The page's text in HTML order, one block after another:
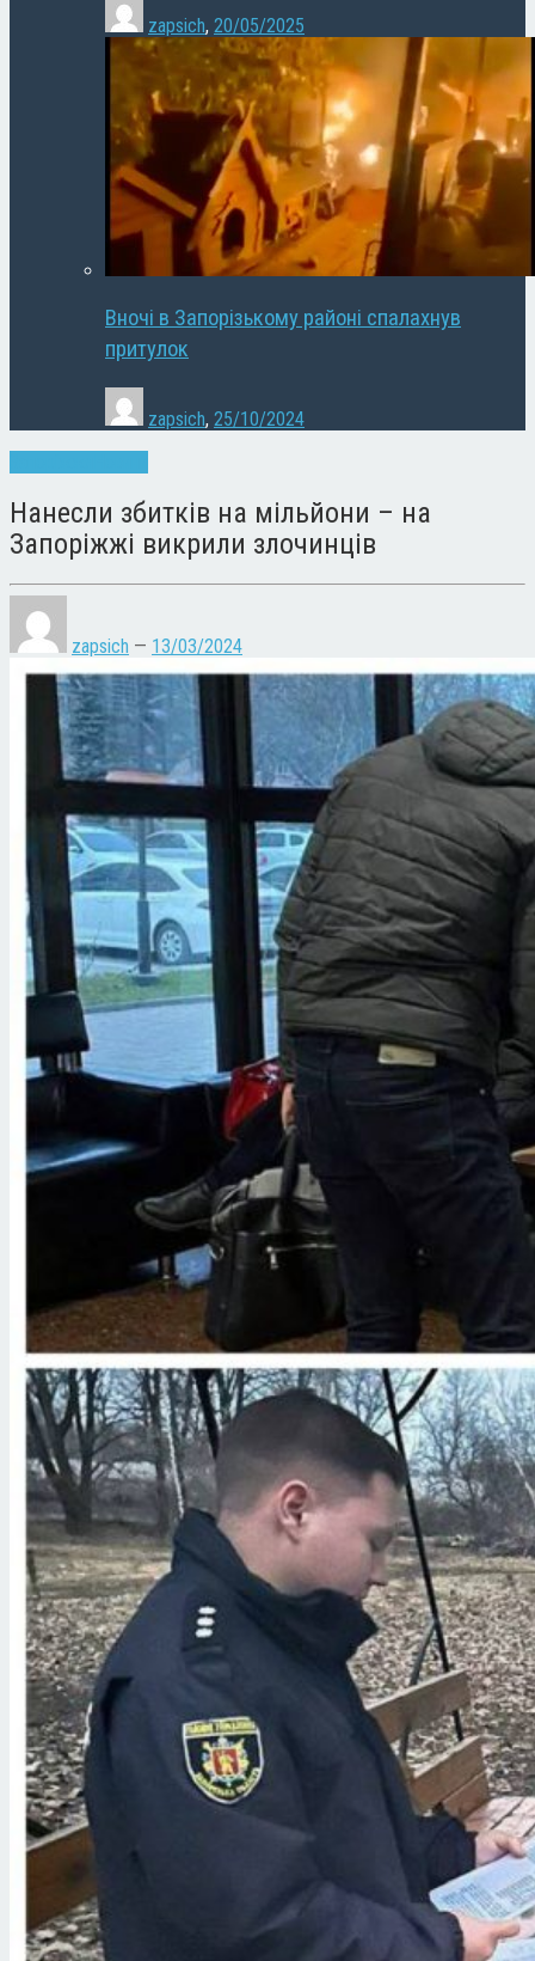
zapsich, 20/05/2025
Вночі в Запорізькому районі спалахнув
притулок
zapsich, 25/10/2024
Нанесли збитків на мільйони – на
Запоріжжі викрили злочинців
zapsich — 13/03/2024